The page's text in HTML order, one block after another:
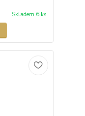
Skladem 6 ks